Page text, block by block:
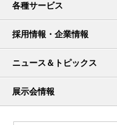
各種サービス
採用情報・企業情報
ニュース＆トピックス
展示会情報